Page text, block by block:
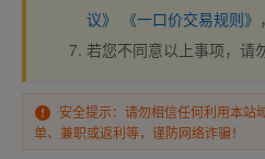
议》
《一口价交易规则》
若您不同意以上事项，请
安全提示：请勿相信任何利用本站
单、兼职或返利等，谨防网络诈骗！